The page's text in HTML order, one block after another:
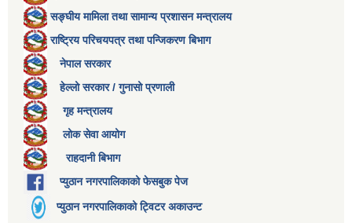
सङ्घीय मामिला तथा सामान्य प्रशासन मन्त्रालय
राष्ट्रिय परिचयपत्र तथा पन्जिकरण बिभाग
नेपाल सरकार
हेल्लो सरकार / गुनासो प्रणाली
गृह मन्त्रालय
लोक सेवा आयोग
राहदानी बिभाग
प्युठान नगरपालिकाको फेसबुक पेज
प्युठान नगरपालिकाको ट्विटर अकाउन्ट